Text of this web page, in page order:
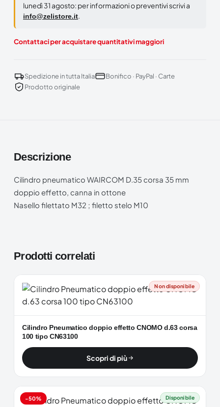
lunedì 31 agosto: per informazioni o preventivi scrivi a
info@zelistore.it.
Contattaci per acquistare quantitativi maggiori
Spedizione in tutta Italia
Bonifico · PayPal · Carte
Prodotto originale
Descrizione
Cilindro pneumatico WAIRCOM D.35 corsa 35 mm
doppio effetto, canna in ottone
Nasello filettato M32 ; filetto stelo M10
Prodotti correlati
Non disponibile
Cilindro Pneumatico doppio effetto CNOMO d.63 corsa
100 tipo CN63100
Scopri di più
-50% Disponibile